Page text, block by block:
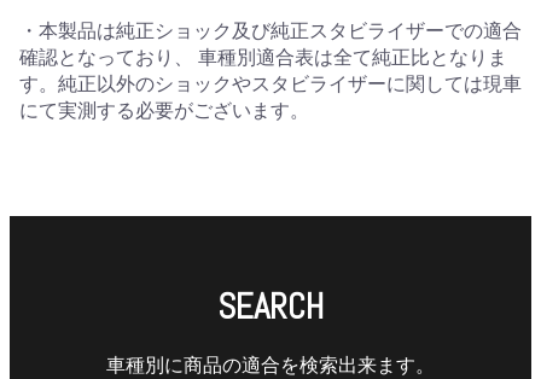
・本製品は純正ショック及び純正スタビライザーでの適合
確認となっており、 車種別適合表は全て純正比となりま
す。純正以外のショックやスタビライザーに関しては現車
にて実測する必要がございます。
SEARCH
車種別に商品の適合を検索出来ます。